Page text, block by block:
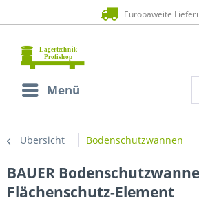
Europaweite
Menü
Übersicht Bodenschutzwannen
BAUER
Flächenschutz-Element